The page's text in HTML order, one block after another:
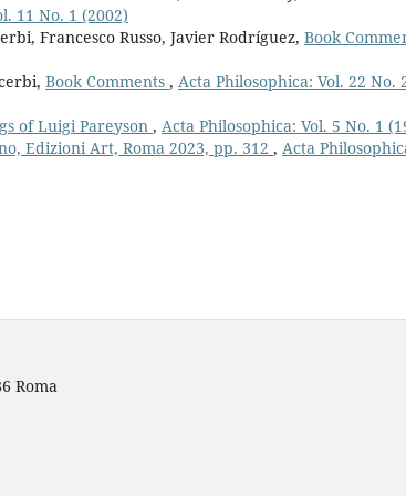
11 No. 1 (2002)
Francesco Russo, Javier Rodríguez, Book
Book Comments , Acta Philosophica: Vol. 22 No.
of Luigi Pareyson , Acta Philosophica: Vol. 5 No. 1
Edizioni Art, Roma 2023, pp. 312 , Acta
Roma